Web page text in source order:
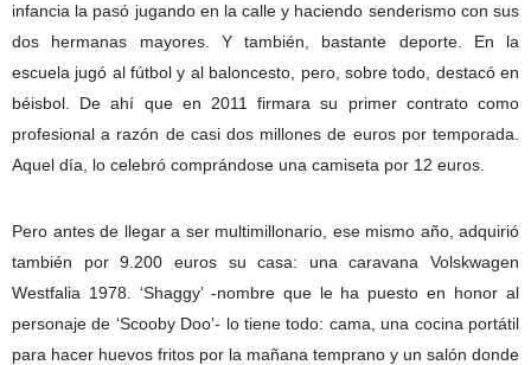
infancia la pasó jugando en la calle y haciendo senderismo con sus
dos hermanas mayores. Y también, bastante deporte. En la
escuela jugó al fútbol y al baloncesto, pero, sobre todo, destacó en
béisbol. De ahí que en 2011 firmara su primer contrato como
profesional a razón de casi dos millones de euros por temporada.
Aquel día, lo celebró comprándose una camiseta por 12 euros.
Pero antes de llegar a ser multimillonario, ese mismo año, adquirió
también por 9.200 euros su casa: una caravana Volskwagen
Westfalia 1978. ‘Shaggy’ -nombre que le ha puesto en honor al
personaje de ‘Scooby Doo’- lo tiene todo: cama, una cocina portátil
para hacer huevos fritos por la mañana temprano y un salón donde